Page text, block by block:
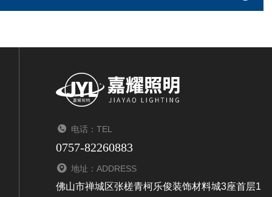
电话：TEL
0757-82260883
地址：ADDRESS
佛山市禅城区张槎青柯乐俊装饰材料城3座首层1